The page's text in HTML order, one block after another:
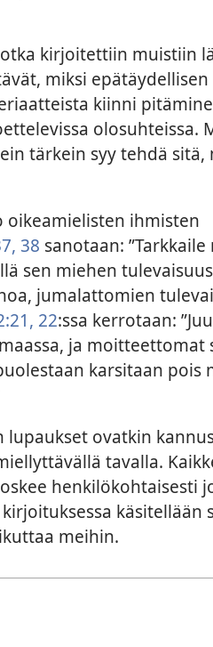
kirjoitettiin muistiin
miksi
kiinni
olosuhteissa.
tärkein syy tehdä sitä,
oikeamielisten ihmisten
38 sanotaan:
sen miehen
jumalattomien
22:ssa kerrotaan:
ja moitteettomat
karsitaan pois
lupaukset ovatkin
tavalla.
henkilökohtaisesti
käsitellään
meihin.